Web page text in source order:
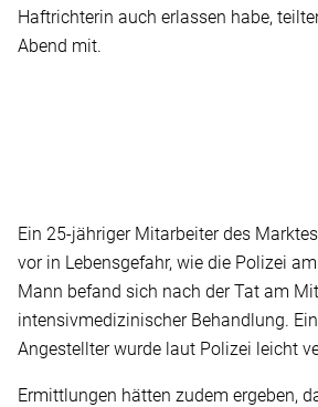
Haftrichterin auch erlassen habe,
Abend mit.
Ein 25-jähriger Mitarbeiter des
vor in Lebensgefahr, wie die Polizei
Mann befand sich nach der Tat am
intensivmedizinischer Behandlung.
Angestellter wurde laut Polizei leicht
Ermittlungen hätten zudem ergeben,